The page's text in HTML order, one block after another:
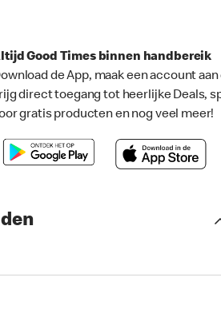
Good Times binnen handbereik
de App, maak een account aan
direct toegang tot heerlijke Deals,
gratis producten en nog veel meer!